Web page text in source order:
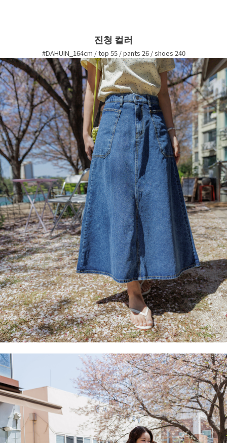
진청 컬러
#DAHUIN_164cm / top 55 / pants 26 / shoes 240